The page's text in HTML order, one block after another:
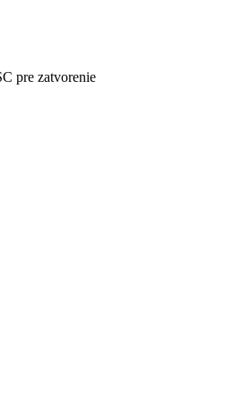
pre zatvorenie